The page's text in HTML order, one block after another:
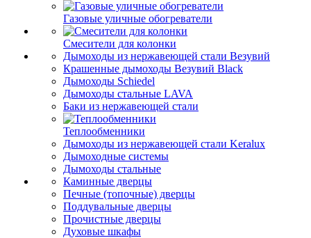
Газовые уличные обогреватели
Смесители для колонки
Дымоходы из нержавеющей стали Везувий
Крашенные дымоходы Везувий Black
Дымоходы Schiedel
Дымоходы стальные LAVA
Баки из нержавеющей стали
Теплообменники
Дымоходы из нержавеющей стали Keralux
Дымоходные системы
Дымоходы стальные
Каминные дверцы
Печные (топочные) дверцы
Поддувальные дверцы
Прочистные дверцы
Духовые шкафы